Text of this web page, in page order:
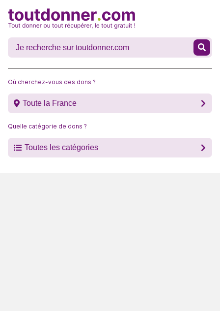
Où cherchez-vous des dons ?
Toute la France
Quelle catégorie de dons ?
Toutes les catégories